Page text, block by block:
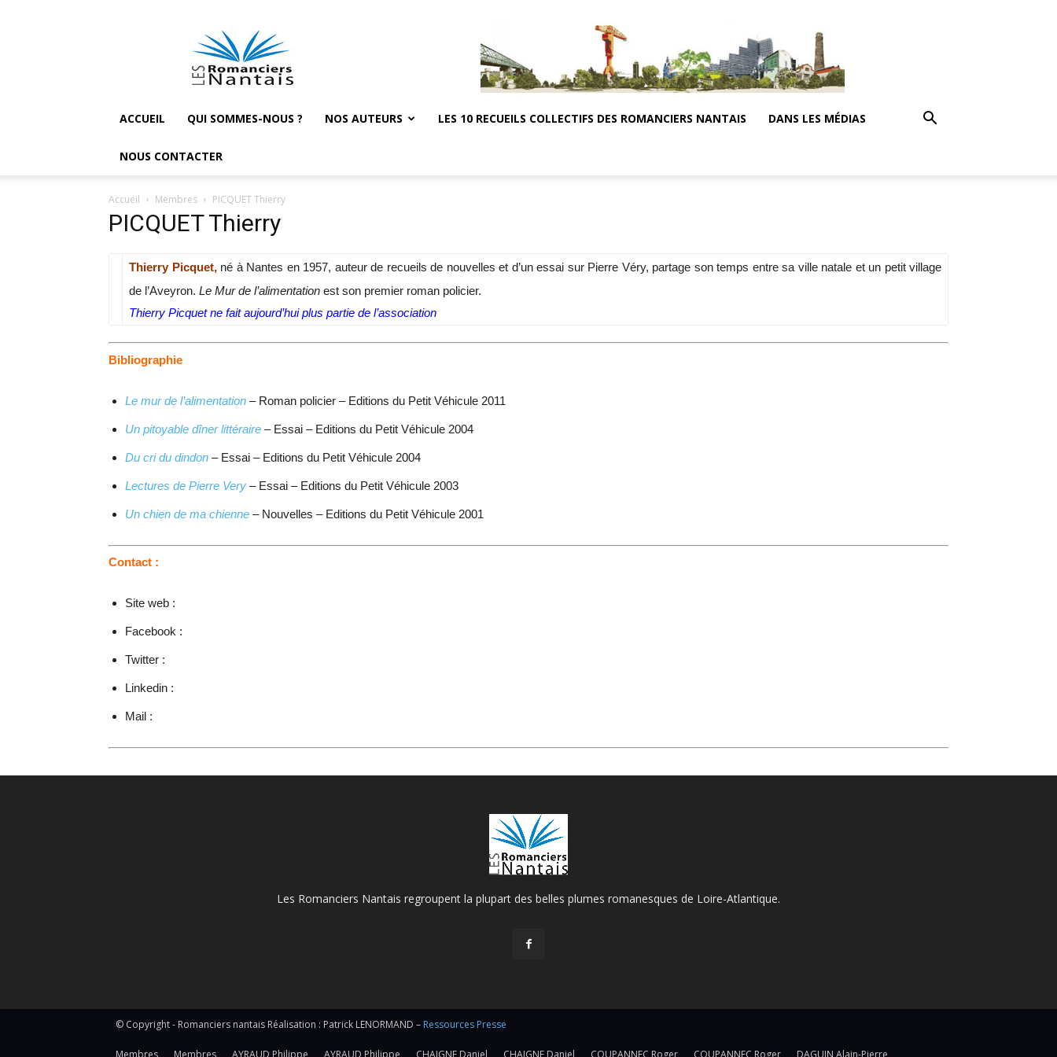
Les
Romanciers
nantais
ACCUEIL QUI SOMMES-NOUS ? NOS AUTEURS LES 10 RECUEILS COLLECTIFS DES ROMANCIERS NANTAIS DANS LES MÉDIAS
NOUS CONTACTER
Accueil Membres PICQUET Thierry
PICQUET Thierry
Thierry Picquet,né à Nantes en 1957, auteur de recueils de nouvelles et d’un essai sur Pierre Véry, partage son temps entre sa ville natale et un petit village
de l’Aveyron. Le Mur de l’alimentation est son premier roman policier.
Thierry Picquet ne fait aujourd’hui plus partie de l’association
Bibliographie
Le mur de l’alimentation – Roman policier – Editions du Petit Véhicule 2011
Un pitoyable dîner littéraire – Essai – Editions du Petit Véhicule 2004
Du cri du dindon – Essai – Editions du Petit Véhicule 2004
Lectures de Pierre Very – Essai – Editions du Petit Véhicule 2003
Un chien de ma chienne – Nouvelles – Editions du Petit Véhicule 2001
Contact :
Site web :
Facebook :
Twitter :
Linkedin :
Mail :
Les Romanciers Nantais regroupent la plupart des belles plumes romanesques de Loire-Atlantique.
© Copyright - Romanciers nantais Réalisation : Patrick LENORMAND – Ressources Presse